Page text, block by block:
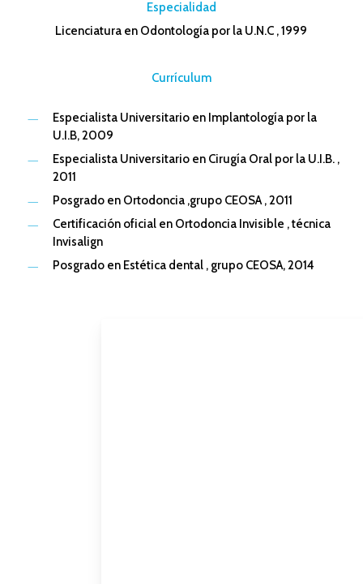
Especialidad
Licenciatura en Odontología por la U.N.C , 1999
Currículum
Especialista Universitario en Implantología por la
U.I.B, 2009
Especialista Universitario en Cirugía Oral por la U.I.B. ,
2011
Posgrado en Ortodoncia ,grupo CEOSA , 2011
Certificación oficial en Ortodoncia Invisible , técnica
Invisalign
Posgrado en Estética dental , grupo CEOSA, 2014